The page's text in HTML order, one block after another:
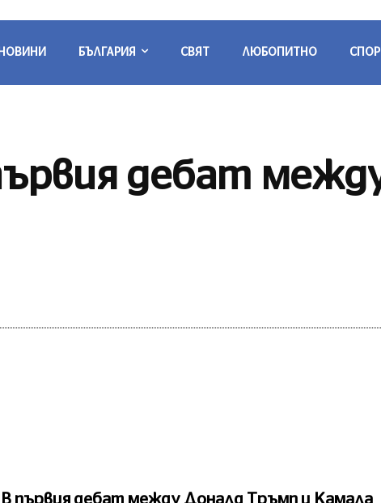
БЪЛГАРИЯ СВЯТ ЛЮБОПИТНО СПОРТ
дебат
В първия дебат между Доналд Тръмп и Камала